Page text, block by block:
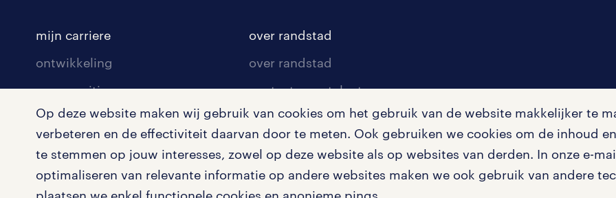
Op deze website maken wij gebruik van cookies om het gebruik van de website makkelijker te
verbeteren en de effectiviteit daarvan door te meten. Ook gebruiken we cookies om de inhoud
te stemmen op jouw interesses, zowel op deze website als op websites van derden. In onze e-
optimaliseren van relevante informatie op andere websites maken we ook gebruik van andere
mijn carriere
ontwikkeling
communities
opleidingen en trainingen
arbeidsvoorwaarden
over randstad
over randstad
contact voor talent
contact voor werkgevers
pers